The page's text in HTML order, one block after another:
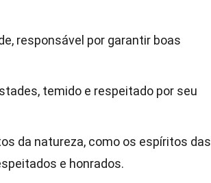
responsável por garantir boas
temido e respeitado por seu
da natureza, como os espíritos das
e honrados.